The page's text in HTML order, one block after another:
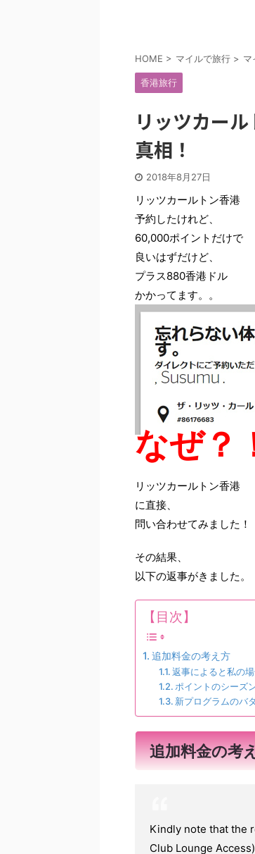
HOME > マイルで旅行 > マ
香港旅行
リッツカー
真相！
2018年8月27日
リッツカールトン香港
予約したけれど、
60,000ポイントだけで
良いはずだけど、
プラス880香港ドル
かかってます。。
なぜ？
リッツカールトン香港
に直接、
問い合わせてみました！
その結果、
以下の返事がきました。
【目次】
追加料金の考え方
返事によると私の
ポイントのシーズ
新プログラムのバ
追加料金の考
Kindly note that the
Club Lounge